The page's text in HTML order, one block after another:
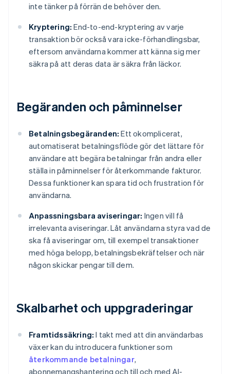
inte tänker på förrän de behöver den.
Kryptering: End-to-end-kryptering av varje
transaktion bör också vara icke-förhandlingsbar,
eftersom användarna kommer att känna sig mer
säkra på att deras data är säkra från läckor.
Begäranden och påminnelser
Betalningsbegäranden: Ett okomplicerat,
automatiserat betalningsflöde gör det lättare för
användare att begära betalningar från andra eller
ställa in påminnelser för återkommande fakturor.
Dessa funktioner kan spara tid och frustration för
användarna.
Anpassningsbara aviseringar: Ingen vill få
irrelevanta aviseringar. Låt användarna styra vad de
ska få aviseringar om, till exempel transaktioner
med höga belopp, betalningsbekräftelser och när
någon skickar pengar till dem.
Skalbarhet och uppgraderingar
Framtidssäkring: I takt med att din användarbas
växer kan du introducera funktioner som
återkommande betalningar,
abonnemangshantering och till och med AI-